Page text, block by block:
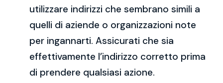
utilizzare indirizzi che sembrano simili a
quelli di aziende o organizzazioni note
per ingannarti. Assicurati che sia
effettivamente l’indirizzo corretto prima
di prendere qualsiasi azione.